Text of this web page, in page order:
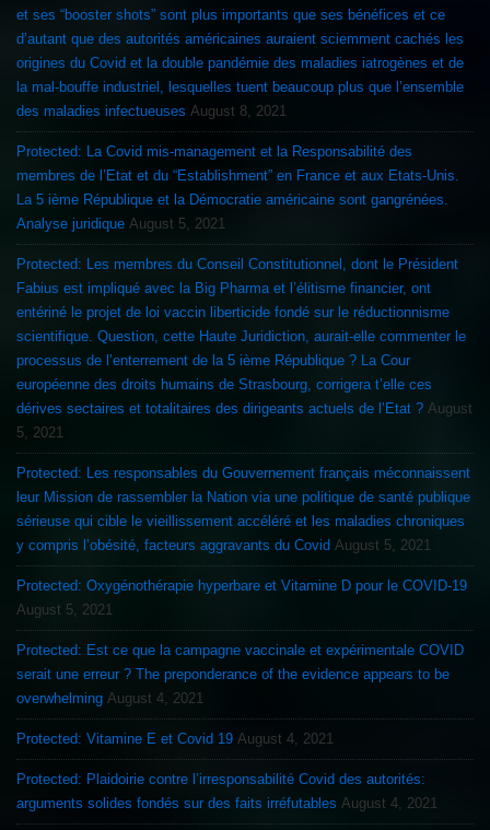
et ses “booster shots” sont plus importants que ses bénéfices et ce
d’autant que des autorités américaines auraient sciemment cachés les
origines du Covid et la double pandémie des maladies iatrogènes et de
la mal-bouffe industriel, lesquelles tuent beaucoup plus que l’ensemble
des maladies infectueuses August 8, 2021
Protected: La Covid mis-management et la Responsabilité des
membres de l’Etat et du “Establishment” en France et aux Etats-Unis.
La 5 ième République et la Démocratie américaine sont gangrénées.
Analyse juridique August 5, 2021
Protected: Les membres du Conseil Constitutionnel, dont le Président
Fabius est impliqué avec la Big Pharma et l’élitisme financier, ont
entériné le projet de loi vaccin liberticide fondé sur le réductionnisme
scientifique. Question, cette Haute Juridiction, aurait-elle commenter le
processus de l’enterrement de la 5 ième République ? La Cour
européenne des droits humains de Strasbourg, corrigera t’elle ces
dérives sectaires et totalitaires des dirigeants actuels de l’Etat ? August
5, 2021
Protected: Les responsables du Gouvernement français méconnaissent
leur Mission de rassembler la Nation via une politique de santé publique
sérieuse qui cible le vieillissement accéléré et les maladies chroniques
y compris l’obésité, facteurs aggravants du Covid August 5, 2021
Protected: Oxygénothérapie hyperbare et Vitamine D pour le COVID-19
August 5, 2021
Protected: Est ce que la campagne vaccinale et expérimentale COVID
serait une erreur ? The preponderance of the evidence appears to be
overwhelming August 4, 2021
Protected: Vitamine E et Covid 19 August 4, 2021
Protected: Plaidoirie contre l’irresponsabilité Covid des autorités:
arguments solides fondés sur des faits irréfutables August 4, 2021